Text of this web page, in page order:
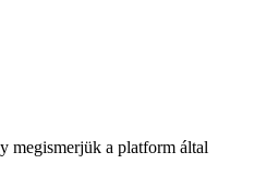
megismerjük a platform által